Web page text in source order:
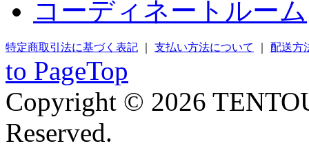
コーディネートルーム
特定商取引法に基づく表記 支払い方法について 配送方
to PageTop
Copyright © 2026
Reserved.